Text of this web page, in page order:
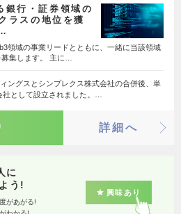
銀行・証券領域の
ラスの地位を獲
領域の事業リードとともに、一緒に当該領域
集します。 主に…
ングスとシンプレクス株式会社の合併後、単
として設立されました。…
詳細へ
に
う!
があがる!
わかる!
興味あり